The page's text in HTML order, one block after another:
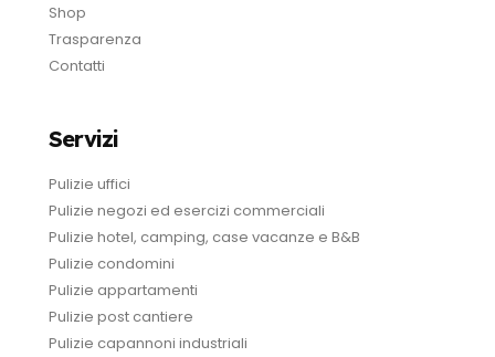
Shop
Trasparenza
Contatti
Servizi
Pulizie uffici
Pulizie negozi ed esercizi commerciali
Pulizie hotel, camping, case vacanze e B&B
Pulizie condomini
Pulizie appartamenti
Pulizie post cantiere
Pulizie capannoni industriali